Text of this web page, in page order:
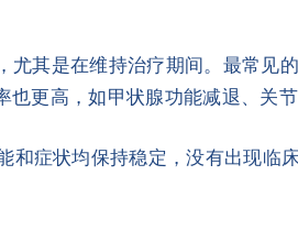
其是在维持治疗期间。最常见
更高，如甲状腺功能减退、关节
症状均保持稳定，没有出现临